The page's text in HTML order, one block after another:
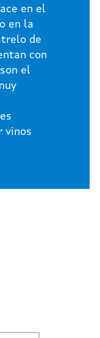
en el
en la
de
con
el
vinos